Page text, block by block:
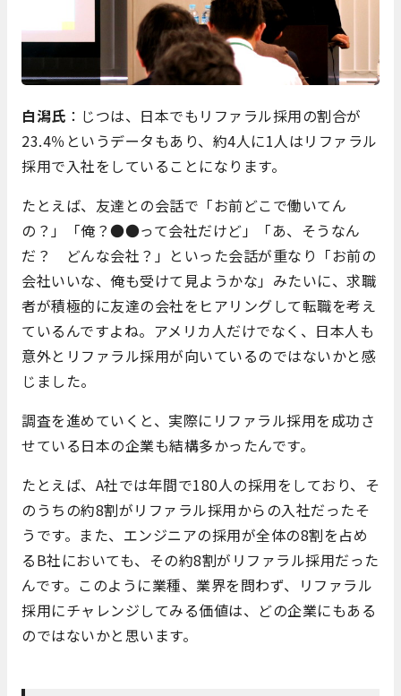
白潟氏 ：じつは、日本でもリファラル採用の割合が
23.4％というデータもあり、約4人に1人はリファラル
採用で入社をしていることになります。
たとえば、友達との会話で「お前どこで働いてん
の？」「俺？●●って会社だけど」「あ、そうなん
だ？ どんな会社？」といった会話が重なり「お前の
会社いいな、俺も受けて見ようかな」みたいに、求職
者が積極的に友達の会社をヒアリングして転職を考え
ているんですよね。アメリカ人だけでなく、日本人も
意外とリファラル採用が向いているのではないかと感
じました。
調査を進めていくと、実際にリファラル採用を成功さ
せている日本の企業も結構多かったんです。
たとえば、A社では年間で180人の採用をしており、そ
のうちの約8割がリファラル採用からの入社だったそ
うです。また、エンジニアの採用が全体の8割を占め
るB社においても、その約8割がリファラル採用だった
んです。このように業種、業界を問わず、リファラル
採用にチャレンジしてみる価値は、どの企業にもある
のではないかと思います。